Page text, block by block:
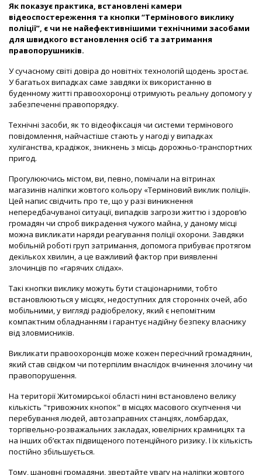
Як показує практика, встановлені камери
відеоспостереження та кнопки “Термінового виклику
поліції”, є чи не найефективнішими технічними засобами
для швидкого встановлення осіб та затримання
правопорушників.
У сучасному світі довіра до новітніх технологій щодень зростає.
У багатьох випадках саме завдяки їх використанню в
буденному житті правоохоронці отримують реальну допомогу у
забезпеченні правопорядку.
Технічні засоби, як то відеофіксація чи системи термінового
повідомлення, найчастіше стають у нагоді у випадках
хуліганства, крадіжок, зникнень з місць дорожньо-транспортних
пригод.
Прогулюючись містом, ви, певно, помічали на вітринах
магазинів наліпки жовтого кольору «Терміновий виклик поліції».
Цей напис свідчить про те, що у разі виникнення
непередбачуваної ситуації, випадків загрози життю і здоров’ю
громадян чи спроб викрадення чужого майна, у даному місці
можна викликати наряди реагування поліції охорони. Завдяки
мобільній роботі груп затримання, допомога прибуває протягом
декількох хвилин, а це важливий фактор при виявленні
злочинців по «гарячих слідах».
Такі кнопки виклику можуть бути стаціонарними, тобто
встановлюються у місцях, недоступних для сторонніх очей, або
мобільними, у вигляді радіобрелоку, який є непомітним
компактним обладнанням і гарантує надійну безпеку власнику
від зловмисників.
Викликати правоохоронців може кожен пересічний громадянин,
який став свідком чи потерпілим внаслідок вчинення злочину чи
правопорушення.
На території Житомирської області нині встановлено велику
кількість "тривожних кнопок" в місцях масового скупчення чи
перебування людей, автозаправних станціях, ломбардах,
торгівельно-розважальних закладах, ювелірних крамницях та
на інших об’єктах підвищеного потенційного ризику. І їх кількість
постійно збільшується.
Тому, шановні громадяни, звертайте увагу на наліпки жовтого